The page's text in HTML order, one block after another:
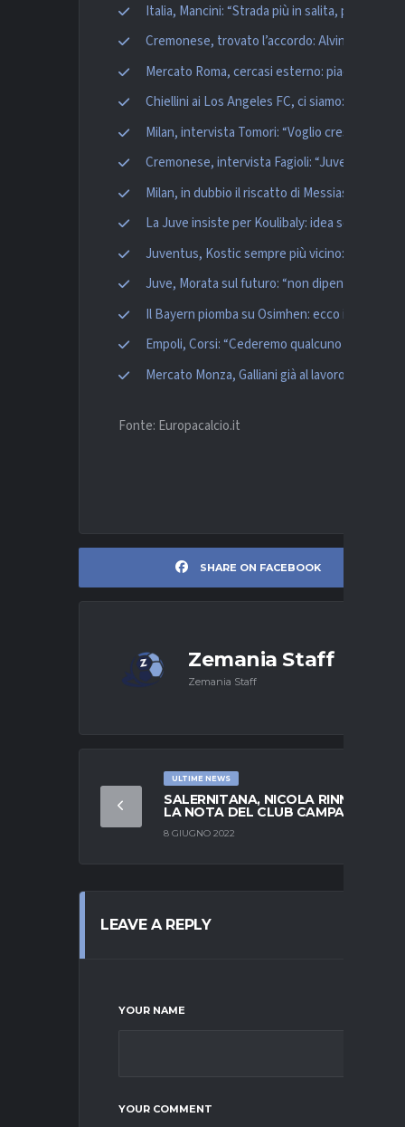
Italia, Mancini: “Strada più in salita, poca
Cremonese, trovato l’accordo: Alvini sarà il
Mercato Roma, cercasi esterno: piacciono
Chiellini ai Los Angeles FC, ci siamo: il
Milan, intervista Tomori: “Voglio crescere qui,
Cremonese, intervista Fagioli: “Juve? Non
Milan, in dubbio il riscatto di Messias: Monza
La Juve insiste per Koulibaly: idea scambio con
Juventus, Kostic sempre più vicino: c’è
Juve, Morata sul futuro: “non dipende da me,
Il Bayern piomba su Osimhen: ecco il prezzo
Empoli, Corsi: “Cederemo qualcuno
Mercato Monza, Galliani già al lavoro: piacciono
Fonte: Europacalcio.it
SHARE ON FACEBOOK
Zemania Staff
Zemania Staff
ULTIME NEWS
SALERNITANA, NICOLA RINNOVA:
LA NOTA DEL CLUB CAMPANO
8 GIUGNO 2022
LEAVE A REPLY
YOUR NAME
YOUR COMMENT